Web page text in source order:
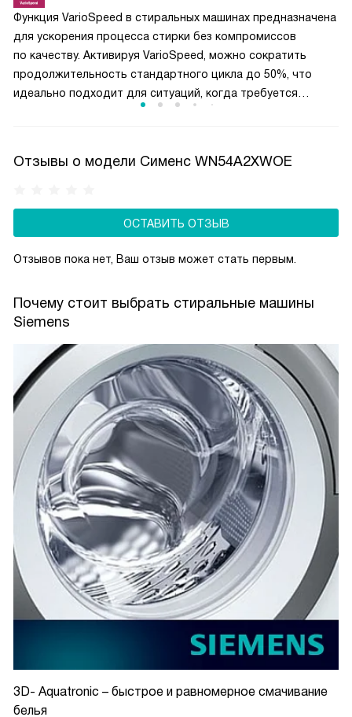
Функция VarioSpeed в стиральных машинах предназначена
для ускорения процесса стирки без компромиссов
по качеству. Активируя VarioSpeed, можно сократить
продолжительность стандартного цикла до 50%, что
идеально подходит для ситуаций, когда требуется
загрязнений за короткое время. VarioSpeed полезна для
Она позволяет быстро освежить одежду, обеспечивая
отличные результаты даже при сокращённом времени
Отзывы о модели Сименс WN54A2XWOE
ОСТАВИТЬ ОТЗЫВ
Отзывов пока нет, Ваш отзыв может стать первым.
Почему стоит выбрать стиральные машины
Siemens
3D- Aquatronic – быстрое и равномерное смачивание
белья